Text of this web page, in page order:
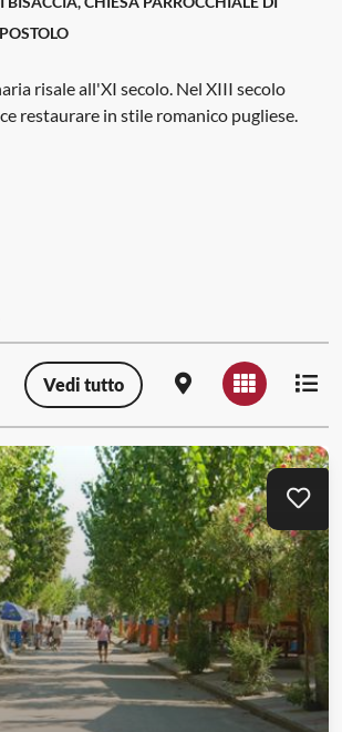
risale all'XI secolo. Nel XIII secolo
restaurare in stile romanico pugliese.
Vedi tutto
Visualizzazione